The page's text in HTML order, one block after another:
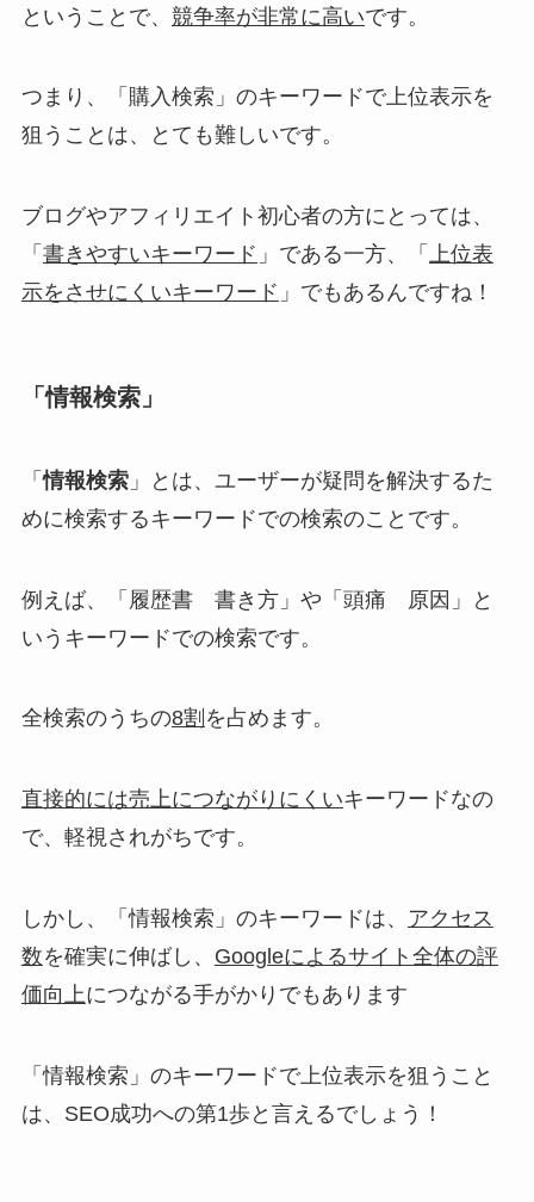
ということで、 競争率が非常に高いです。
つまり、「購入検索」のキーワードで上位表示を
狙うことは、とても難しいです。
ブログやアフィリエイト初心者の方にとっては、
「 書きやすいキーワード 」である一方、「 上位表
示をさせにくいキーワード 」でもあるんですね！
「情報検索」
「情報検索」とは、 ユーザーが疑問を解決するた
めに検索するキーワードでの検索のことです。
例えば、「履歴書 書き方」や「頭痛 原因」と
いうキーワードでの検索です。
全検索のうちの8割 を占めます。
直接的には売上につながりにくいキーワードなの
で、軽視されがちです。
しかし、「情報検索」のキーワードは、 アクセス
数を確実に伸ばし、 Googleによるサイト全体の評
価向上につながる手がかり でもあります
「情報検索」のキーワードで上位表示を狙うこと
は、SEO成功への第1歩と言えるでしょう！